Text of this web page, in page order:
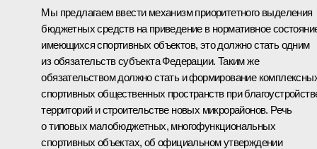
Мы предлагаем ввести механизм приоритетного выделения
бюджетных средств на приведение в нормативное
имеющихся спортивных объектов, это должно стать одним
из обязательств субъекта Федерации. Таким же
обязательством должно стать и формирование
спортивных общественных пространств при
территорий и строительстве новых микрорайонов. Речь
о типовых малобюджетных, многофункциональных
спортивных объектах, об официальном утверждении